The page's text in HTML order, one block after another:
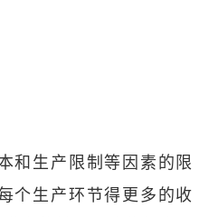
和生产限制等因素的限
个生产环节得更多的收